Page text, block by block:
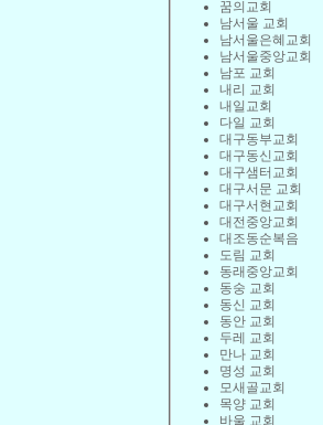
꿈의교회
남서울 교회
남서울은혜교회
남서울중앙교회
남포 교회
내리 교회
내일교회
다일 교회
대구동부교회
대구동신교회
대구샘터교회
대구서문 교회
대구서현교회
대전중앙교회
대조동순복음
도림 교회
동래중앙교회
동숭 교회
동신 교회
동안 교회
두레 교회
만나 교회
명성 교회
모새골교회
목양 교회
바울 교회